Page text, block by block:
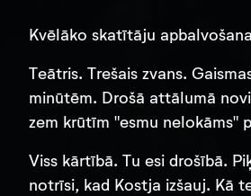
Kvēlāko skatītāju
Teātris. Trešais zvans.
minūtēm. Drošā attālumā
zem krūtīm "esmu nelokāms"
Viss kārtībā. Tu esi drošībā.
notrīsi, kad Kostja izšauj. Kā